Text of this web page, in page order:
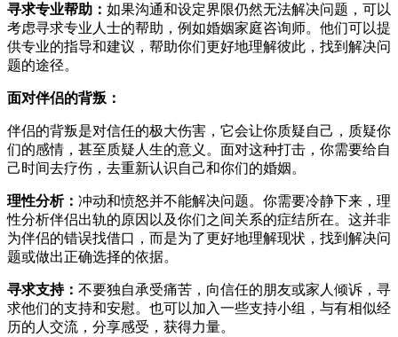
寻求专业帮助： 如果沟通和设定界限仍然无法解决问题，可以
考虑寻求专业人士的帮助，例如婚姻家庭咨询师。他们可以提
供专业的指导和建议，帮助你们更好地理解彼此，找到解决问
题的途径。
面对伴侣的背叛：
伴侣的背叛是对信任的极大伤害，它会让你质疑自己，质疑你
们的感情，甚至质疑人生的意义。面对这种打击，你需要给自
己时间去疗伤，去重新认识自己和你们的婚姻。
理性分析： 冲动和愤怒并不能解决问题。你需要冷静下来，理
性分析伴侣出轨的原因以及你们之间关系的症结所在。这并非
为伴侣的错误找借口，而是为了更好地理解现状，找到解决问
题或做出正确选择的依据。
寻求支持： 不要独自承受痛苦，向信任的朋友或家人倾诉，寻
求他们的支持和安慰。也可以加入一些支持小组，与有相似经
历的人交流，分享感受，获得力量。